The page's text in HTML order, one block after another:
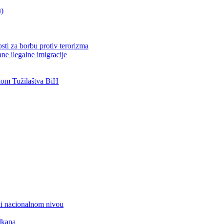
za borbu protiv terorizma
ilegalne imigracije
Tužilaštva BiH
nacionalnom nivou